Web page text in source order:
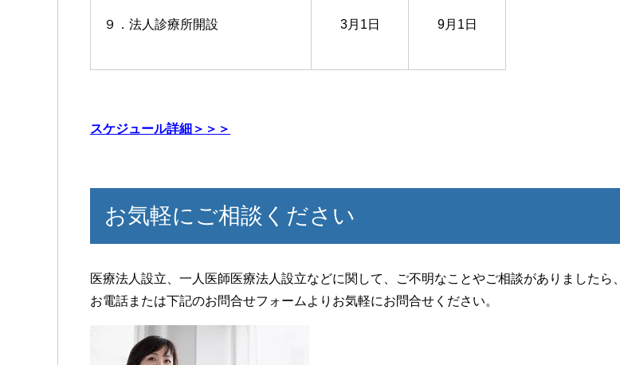
９．法人診療所開設 3月1日 9月1日
スケジュール詳細＞＞＞
お気軽にご相談ください
医療法人設立、一人医師医療法人設立などに関して、ご不明なことやご相談がありましたら、
お電話または下記のお問合せフォームよりお気軽にお問合せください。